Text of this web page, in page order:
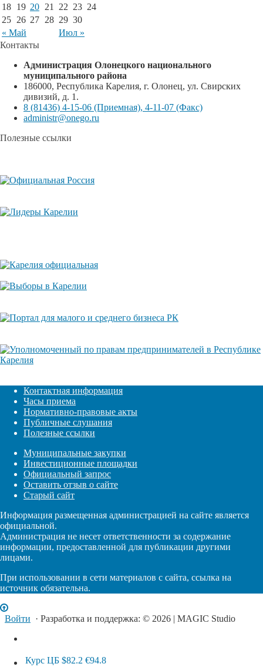
« Май Июл »
18 19 20 21 22 23 24
25 26 27 28 29 30
Контакты
Администрация Олонецкого национального
муниципального района
186000, Республика Карелия, г. Олонец, ул. Свирских
дивизий, д. 1.
8 (81436) 4-15-06 (Приемная), 4-11-07 (Факс)
administr@onego.ru
Полезные ссылки
Контактная информация
Часы приема
Нормативно-правовые акты
Публичные слушания
Полезные ссылки
Муниципальные закупки
Инвестиционные площадки
Официальный запрос
Оставить отзыв о сайте
Старый сайт
Информация размещенная администрацией на сайте является
официальной.
Администрация не несет ответственности за содержание
информации, предоставленной для публикации другими
лицами.
При использовании в сети материалов с сайта, ссылка на
источник обязательна.
Войти · Разработка и поддержка: © 2026 | MAGIC Studio
Курс ЦБ $82.2 €94.8